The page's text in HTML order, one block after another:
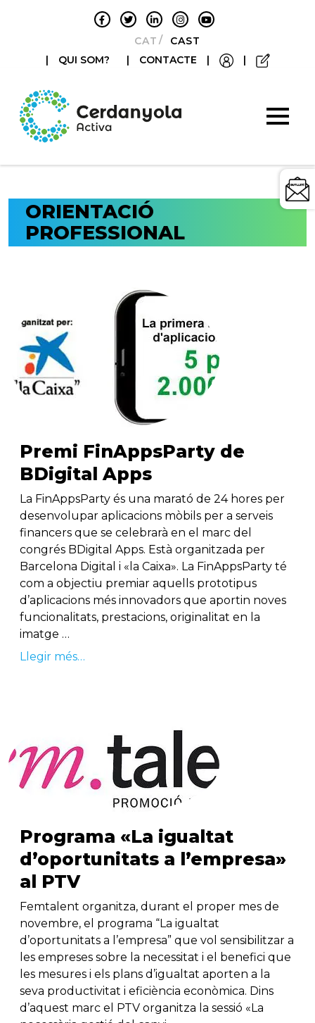
CATALÀCASTELLANO
|
QUI SOM? | CONTACTE | |
ORIENTACIÓ
PROFESSIONAL
Premi FinAppsParty de
BDigital Apps
La FinAppsParty és una marató de 24 hores per
desenvolupar aplicacions mòbils per a serveis
financers que se celebrarà en el marc del
congrés BDigital Apps. Està organitzada per
Barcelona Digital i «la Caixa». La FinAppsParty té
com a objectiu premiar aquells prototipus
d’aplicacions més innovadors que aportin noves
funcionalitats, prestacions, originalitat en la
imatge …
Llegir més…
Programa «La igualtat
d’oportunitats a l’empresa»
al PTV
Femtalent organitza, durant el proper mes de
novembre, el programa “La igualtat
d’oportunitats a l’empresa” que vol sensibilitzar a
les empreses sobre la necessitat i el benefici que
les mesures i els plans d’igualtat aporten a la
seva productivitat i eficiència econòmica. Dins
d’aquest marc el PTV organitza la sessió «La